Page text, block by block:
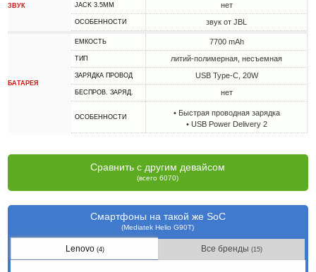
ЗВУК JACK 3.5MM нет
ОСОБЕННОСТИ звук от JBL
БАТАРЕЯ
ЕМКОСТЬ 7700 mAh
ТИП литий-полимерная, несъемная
ЗАРЯДКА ПРОВОД USB Type-C, 20W
БЕСПРОВ. ЗАРЯД. нет
ОСОБЕННОСТИ
• Быстрая проводная зарядка
• USB Power Delivery 2
Сравнить с другим девайсом
(всего 6070)
Смартфоны на такой же SoC
(Mediatek Helio G90T)
Lenovo (4) Все бренды(15)